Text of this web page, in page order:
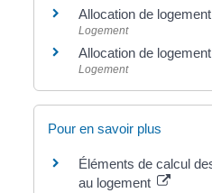
Allocation de
Logement
Allocation de
Logement
Pour en savoir plus
Éléments de calcul
au logement